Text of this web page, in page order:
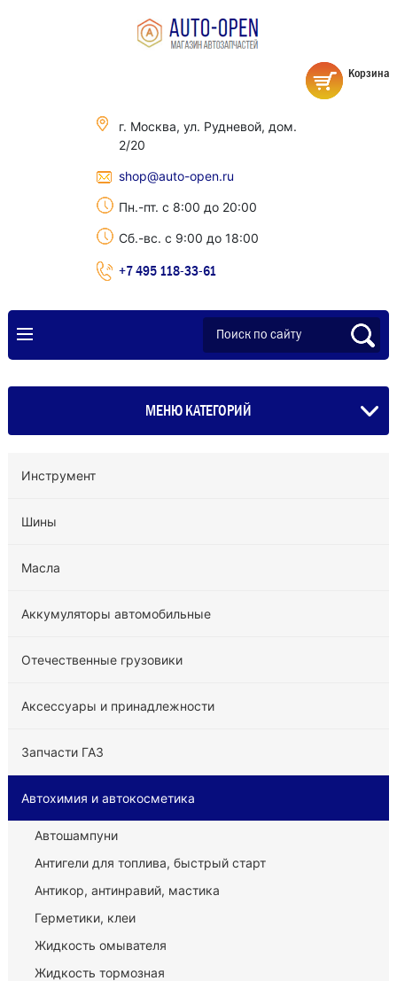
г. Москва, ул. Рудневой, дом.
2/20
shop@auto-open.ru
Пн.-пт. с 8:00 до 20:00
Сб.-вс. с 9:00 до 18:00
+7 495 118-33-61
Корзина
МЕНЮ КАТЕГОРИЙ
Инструмент
Шины
Масла
Аккумуляторы автомобильные
Отечественные грузовики
Аксессуары и принадлежности
Запчасти ГАЗ
Автохимия и автокосметика
Автошампуни
Антигели для топлива, быстрый старт
Антикор, антинравий, мастика
Герметики, клеи
Жидкость омывателя
Жидкость тормозная